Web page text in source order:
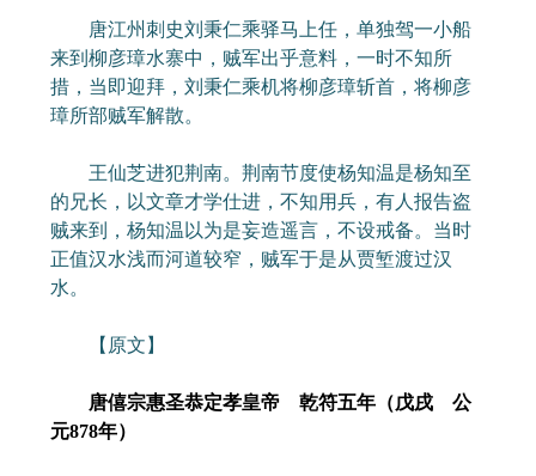
唐江州刺史刘秉仁乘驿马上任，单独驾一小船
来到柳彦璋水寨中，贼军出乎意料，一时不知所
措，当即迎拜，刘秉仁乘机将柳彦璋斩首，将柳彦
璋所部贼军解散。
王仙芝进犯荆南。荆南节度使杨知温是杨知至
的兄长，以文章才学仕进，不知用兵，有人报告盗
贼来到，杨知温以为是妄造遥言，不设戒备。当时
正值汉水浅而河道较窄，贼军于是从贾堑渡过汉
水。
【原文】
唐僖宗惠圣恭定孝皇帝 乾符五年（戊戌 公
元878年）